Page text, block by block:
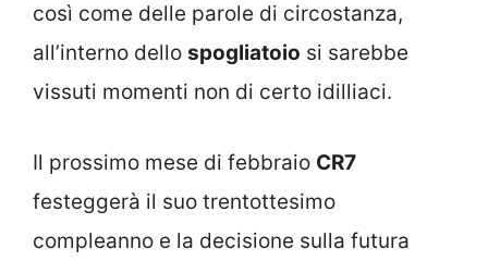
così come delle parole di circostanza,
all’interno dello spogliatoio si sarebbe
vissuti momenti non di certo idilliaci.
Il prossimo mese di febbraio CR7
festeggerà il suo trentottesimo
compleanno e la decisione sulla futura